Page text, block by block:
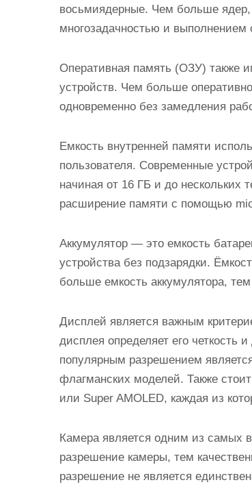
восьмиядерные. Чем больше ядер,
многозадачностью и выполнением
Оперативная память (ОЗУ) также
устройств. Чем больше
одновременно без замедления
Емкость внутренней памяти
пользователя. Современные
начиная от 16 ГБ и до нескольких
расширение памяти с помощью
Аккумулятор — это емкость
устройства без подзарядки.
больше емкость аккумулятора,
Дисплей является важным
дисплея определяет его
популярным разрешением
флагманских моделей. Также
или Super AMOLED, каждая из
Камера является одним из самых
разрешение камеры, тем
разрешение не является